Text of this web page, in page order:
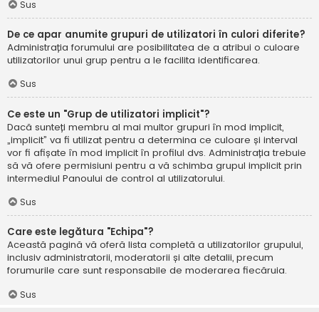
Sus
De ce apar anumite grupuri de utilizatori în culori diferite?
Administrația forumului are posibilitatea de a atribui o culoare
utilizatorilor unui grup pentru a le facilita identificarea.
Sus
Ce este un "Grup de utilizatori implicit"?
Dacă sunteți membru al mai multor grupuri în mod implicit,
„implicit” va fi utilizat pentru a determina ce culoare și interval
vor fi afișate în mod implicit în profilul dvs. Administrația trebuie
să vă ofere permisiuni pentru a vă schimba grupul implicit prin
intermediul Panoului de control al utilizatorului.
Sus
Care este legătura "Echipa"?
Această pagină vă oferă lista completă a utilizatorilor grupului,
inclusiv administratorii, moderatorii și alte detalii, precum
forumurile care sunt responsabile de moderarea fiecăruia.
Sus